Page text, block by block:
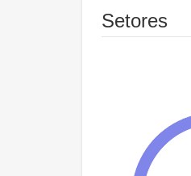
Setores